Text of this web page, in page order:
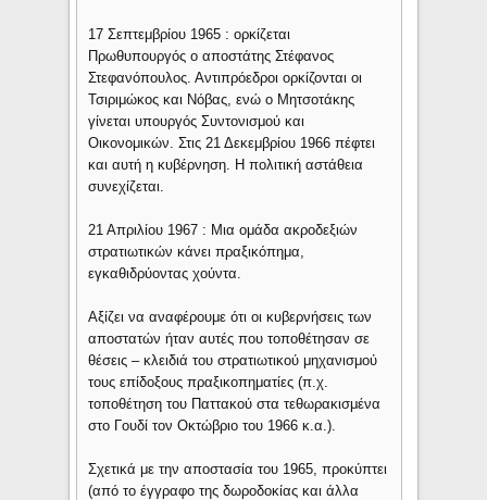
17 Σεπτεμβρίου 1965 : ορκίζεται
Πρωθυπουργός ο αποστάτης Στέφανος
Στεφανόπουλος. Αντιπρόεδροι ορκίζονται οι
Τσιριμώκος και Νόβας, ενώ ο Μητσοτάκης
γίνεται υπουργός Συντονισμού και
Οικονομικών. Στις 21 Δεκεμβρίου 1966 πέφτει
και αυτή η κυβέρνηση. Η πολιτική αστάθεια
συνεχίζεται.
21 Απριλίου 1967 : Μια ομάδα ακροδεξιών
στρατιωτικών κάνει πραξικόπημα,
εγκαθιδρύοντας χούντα.
Αξίζει να αναφέρουμε ότι οι κυβερνήσεις των
αποστατών ήταν αυτές που τοποθέτησαν σε
θέσεις – κλειδιά του στρατιωτικού μηχανισμού
τους επίδοξους πραξικοπηματίες (π.χ.
τοποθέτηση του Παττακού στα τεθωρακισμένα
στο Γουδί τον Οκτώβριο του 1966 κ.α.).
Σχετικά με την αποστασία του 1965, προκύπτει
(από το έγγραφο της δωροδοκίας και άλλα